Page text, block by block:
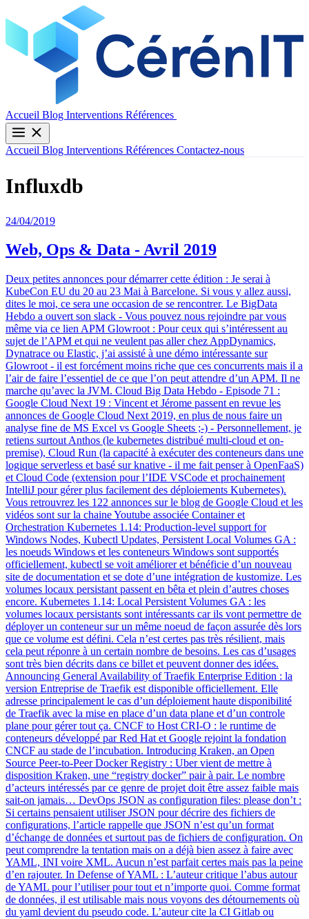
Accueil Blog Interventions Références
Accueil Blog Interventions Références Contactez-nous
Influxdb
24/04/2019
Web, Ops & Data - Avril 2019
Deux petites annonces pour démarrer cette édition : Je serai à
KubeCon EU du 20 au 23 Mai à Barcelone. Si vous y allez aussi,
dites le moi, ce sera une occasion de se rencontrer. Le BigData
Hebdo a ouvert son slack - Vous pouvez nous rejoindre par vous
même via ce lien APM Glowroot : Pour ceux qui s’intéressent au
sujet de l’APM et qui ne veulent pas aller chez AppDynamics,
Dynatrace ou Elastic, j’ai assisté à une démo intéressante sur
Glowroot - il est forcément moins riche que ces concurrents mais il a
l’air de faire l’essentiel de ce que l’on peut attendre d’un APM. Il ne
marche qu’avec la JVM. Cloud Big Data Hebdo - Episode 71 :
Google Cloud Next 19 : Vincent et Jérome passent en revue les
annonces de Google Cloud Next 2019, en plus de nous faire un
analyse fine de MS Excel vs Google Sheets ;-) - Personnellement, je
retiens surtout Anthos (le kubernetes distribué multi-cloud et on-
premise), Cloud Run (la capacité à exécuter des conteneurs dans une
logique serverless et basé sur knative - il me fait penser à OpenFaaS)
et Cloud Code (extension pour l’IDE VSCode et prochainement
IntelliJ pour gérer plus facilement des déploiements Kubernetes).
Vous retrouvrez les 122 annonces sur le blog de Google Cloud et les
vidéos sont sur la chaine Youtube associée Container et
Orchestration Kubernetes 1.14: Production-level support for
Windows Nodes, Kubectl Updates, Persistent Local Volumes GA :
les noeuds Windows et les conteneurs Windows sont supportés
officiellement, kubectl se voit améliorer et bénéficie d’un nouveau
site de documentation et se dote d’une intégration de kustomize. Les
volumes locaux persistant passent en bêta et plein d’autres choses
encore. Kubernetes 1.14: Local Persistent Volumes GA : les
volumes locaux persistants sont intéressants car ils vont permettre de
déployer un conteneur sur un même noeud de façon assurée dès lors
que ce volume est défini. Cela n’est certes pas très résilient, mais
cela peut réponre à un certain nombre de besoins. Les cas d’usages
sont très bien décrits dans ce billet et peuvent donner des idées.
Announcing General Availability of Traefik Enterprise Edition : la
version Entreprise de Traefik est disponible officiellement. Elle
adresse principalement le cas d’un déploiement haute disponibilité
de Traefik avec la mise en place d’un data plane et d’un controle
plane pour gérer tout ça. CNCF to Host CRI-O : le runtime de
conteneurs développé par Red Hat et Google rejoint la fondation
CNCF au stade de l’incubation. Introducing Kraken, an Open
Source Peer-to-Peer Docker Registry : Uber vient de mettre à
disposition Kraken, une “registry docker” pair à pair. Le nombre
d’acteurs intéressés par ce genre de projet doit être assez faible mais
sait-on jamais… DevOps JSON as configuration files: please don’t :
Si certains pensaient utiliser JSON pour décrire des fichiers de
configurations, l’article rappelle que JSON n’est qu’un format
d’échange de données et surtout pas de fichiers de configuration. On
peut comprendre la tentation mais on a déjà bien assez à faire avec
YAML, INI voire XML. Aucun n’est parfait certes mais pas la peine
d’en rajouter. In Defense of YAML : L’auteur critique l’abus autour
de YAML pour l’utiliser pour tout et n’importe quoi. Comme format
de données, il est utilisable mais nous voyons des détournements où
du yaml devient du pseudo code. L’auteur cite la CI Gitlab ou